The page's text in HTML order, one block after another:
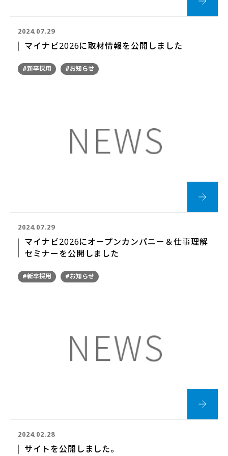
2024.07.29
マイナビ2026に取材情報を公開しました
#新卒採用 #お知らせ
2024.07.29
マイナビ2026にオープンカンパニー＆仕事理解
セミナーを公開しました
#新卒採用 #お知らせ
2024.02.28
サイトを公開しました。